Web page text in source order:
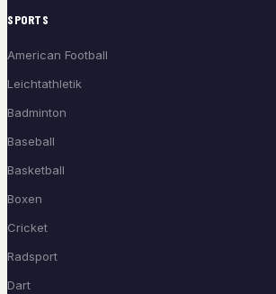
SPORTS
American Football
Leichtathletik
Badminton
Baseball
Basketball
Boxen
Cricket
Radsport
Dart